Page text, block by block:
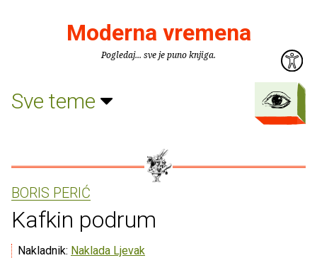
Moderna vremena
Pogledaj... sve je puno knjiga.
Sve teme
BORIS PERIĆ
Kafkin podrum
Nakladnik: Naklada Ljevak